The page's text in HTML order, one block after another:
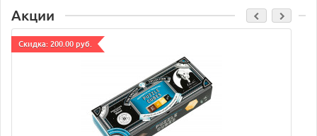
Акции
Cкидка: 200.00 руб.